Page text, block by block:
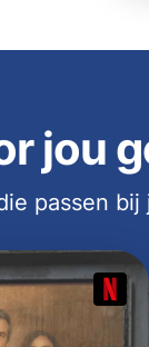
jou
passen